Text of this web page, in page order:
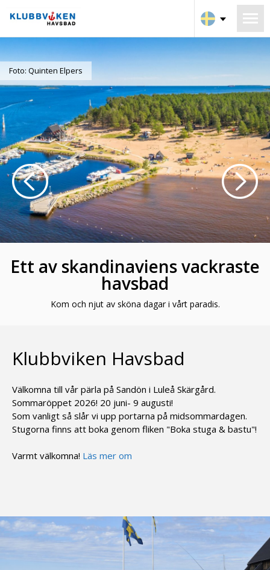
Ett av skandinaviens vackraste
havsbad
Kom och njut av sköna dagar i vårt paradis.
Foto: Quinten Elpers
Klubbviken Havsbad
Välkomna till vår pärla på Sandön i Luleå Skärgård.
Sommaröppet 2026! 20 juni- 9 augusti!
Som vanligt så slår vi upp portarna på midsommardagen.
Stugorna finns att boka genom fliken "Boka stuga & bastu"!
Varmt välkomna! Läs mer om